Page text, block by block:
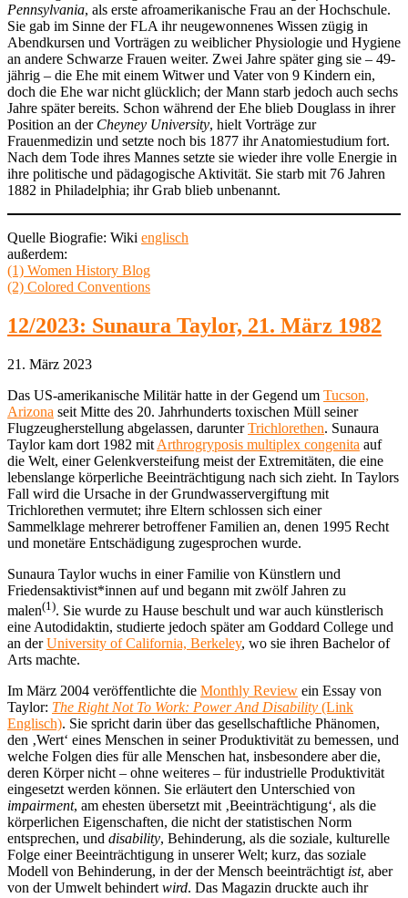
Pennsylvania, als erste afroamerikanische Frau an der Hochschule.
Sie gab im Sinne der FLA ihr neugewonnenes Wissen zügig in
Abendkursen und Vorträgen zu weiblicher Physiologie und Hygiene
an andere Schwarze Frauen weiter. Zwei Jahre später ging sie – 49-
jährig – die Ehe mit einem Witwer und Vater von 9 Kindern ein,
doch die Ehe war nicht glücklich; der Mann starb jedoch auch sechs
Jahre später bereits. Schon während der Ehe blieb Douglass in ihrer
Position an der Cheyney University, hielt Vorträge zur
Frauenmedizin und setzte noch bis 1877 ihr Anatomiestudium fort.
Nach dem Tode ihres Mannes setzte sie wieder ihre volle Energie in
ihre politische und pädagogische Aktivität. Sie starb mit 76 Jahren
1882 in Philadelphia; ihr Grab blieb unbenannt.
Quelle Biografie: Wiki englisch
außerdem:
(1) Women History Blog
(2) Colored Conventions
12/2023: Sunaura Taylor, 21. März 1982
21. März 2023
Das US-amerikanische Militär hatte in der Gegend um Tucson,
Arizona seit Mitte des 20. Jahrhunderts toxischen Müll seiner
Flugzeugherstellung abgelassen, darunterTrichlorethen. Sunaura
Taylor kam dort 1982 mit Arthrogryposis multiplex congenita auf
die Welt, einer Gelenkversteifung meist der Extremitäten, die eine
lebenslange körperliche Beeinträchtigung nach sich zieht. In Taylors
Fall wird die Ursache in der Grundwasservergiftung mit
Trichlorethen vermutet; ihre Eltern schlossen sich einer
Sammelklage mehrerer betroffener Familien an, denen 1995 Recht
und monetäre Entschädigung zugesprochen wurde.
Sunaura Taylor wuchs in einer Familie von Künstlern und
Friedensaktivist*innen auf und begann mit zwölf Jahren zu
malen(1). Sie wurde zu Hause beschult und war auch künstlerisch
eine Autodidaktin, studierte jedoch später am Goddard College und
an derUniversity of California, Berkeley, wo sie ihren Bachelor of
Arts machte.
Im März 2004 veröffentlichte die Monthly Review ein Essay von
Taylor: The Right Not To Work: Power And Disability (Link
Englisch). Sie spricht darin über das gesellschaftliche Phänomen,
den ‚Wert‘ eines Menschen in seiner Produktivität zu bemessen, und
welche Folgen dies für alle Menschen hat, insbesondere aber die,
deren Körper nicht – ohne weiteres – für industrielle Produktivität
eingesetzt werden können. Sie erläutert den Unterschied von
impairment, am ehesten übersetzt mit ‚Beeinträchtigung‘, als die
körperlichen Eigenschaften, die nicht der statistischen Norm
entsprechen, und disability, Behinderung, als die soziale, kulturelle
Folge einer Beeinträchtigung in unserer Welt; kurz, das soziale
Modell von Behinderung, in der der Mensch beeinträchtigt ist, aber
von der Umwelt behindert wird. Das Magazin druckte auch ihr